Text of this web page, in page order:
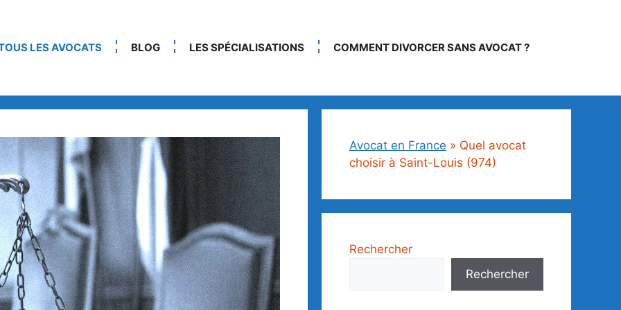
LES AVOCATS BLOG LES SPÉCIALISATIONS COMMENT DIVORCER SANS AVOCAT ?
Avocat en France » Quel avocat
choisir à Saint-Louis (974)
Rechercher
Rechercher